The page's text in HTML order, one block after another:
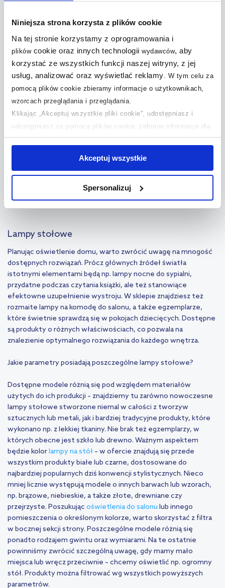
Niniejsza strona korzysta z plików cookie
Na tej stronie korzystamy z oprogramowania i
plikówcookie oraz innych technologii wydawców, aby
korzystać ze wszystkich funkcji naszej witryny, z jej
usług, analizować oraz wyświetlać reklamy
W tym celu za
pomocą plików cookie zbieramy informacje o użytkownikach,
wzorcach przeglądania i przeglądania.
Klikając „Akceptuj wszystkie pliki cookie”, udostępniasz i
udostępniasz za pomocą plików cookie, zebrane informacje dla
użytkowników zewnętrznych, a także nasi partnerzy reklamowi.
jednak, że zablokowane niektóre pliki cookie mogą mieć wpływ
na sposób dostarczania treści niedostosowanych do potrzeb
informacji na temat plików cookie i tego, dlaczego ich przepisy,
przejdź do zakładek „Informacje o plikach cookie”.
Akceptuj wszystkie
Spersonalizuj
Lampy stołowe Globo
Lighting
Lampy stołowe Goldlux
Lampy stołowe GTV
Lampy stołowe Italux
Lampy stołowe Just Light
Lampy stołowe Quintiesse
Lampy stołowe Rabalux
Lampy stołowe Sollux
Lighting
Lampy stołowe Step Into
Design
Lampy stołowe Strühm
Lampy stołowe TK Lighting
Denmark
Lampy stołowe Zuma Line
Lampy stołowe
Planując oświetlenie domu, warto zwrócić uwagę na mnogość
dostępnych rozwiązań. Prócz głównych źródeł światła
istotnymi elementami będą np. lampy nocne do sypialni,
przydatne podczas czytania książki, ale też stanowiące
efektowne uzupełnienie wystroju. W sklepie znajdziesz też
rozmaite lampy na komodę do salonu, a także egzemplarze,
które świetnie sprawdzą się w pokojach dziecięcych. Dostępne
są produkty o różnych właściwościach, co pozwala na
znalezienie optymalnego rozwiązania do każdego wnętrza.
Jakie parametry posiadają poszczególne lampy stołowe?
Dostępne modele różnią się pod względem materiałów
użytych do ich produkcji – znajdziemy tu zarówno nowoczesne
lampy stołowe stworzone niemal w całości z tworzyw
sztucznych lub metali, jak i bardziej tradycyjne produkty, które
wykonano np. z lekkiej tkaniny. Nie brak też egzemplarzy, w
których obecne jest szkło lub drewno. Ważnym aspektem
będzie kolorlampy na stół – w ofercie znajdują się przede
wszystkim produkty białe lub czarne, dostosowane do
najbardziej popularnych dziś konwencji stylistycznych. Nieco
mniej licznie występują modele o innych barwach lub wzorach,
np. brązowe, niebieskie, a także złote, drewniane czy
przejrzyste. Poszukując oświetlenia do salonu lub innego
pomieszczenia o określonym kolorze, warto skorzystać z filtra
w bocznej sekcji strony. Poszczególne modele różnią się
ponadto rodzajem gwintu oraz wymiarami. Na te ostatnie
powinniśmy zwrócić szczególną uwagę, gdy mamy mało
miejsca lub wręcz przeciwnie – chcemy oświetlić np. ogromny
stół. Produkty można filtrować wg wszystkich powyższych
parametrów.